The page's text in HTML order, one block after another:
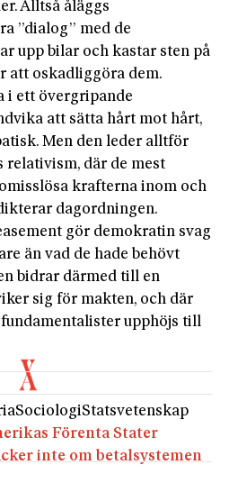
Alltså åläggs
”dialog” med de
upp bilar och kastar sten på
att oskadliggöra dem.
i ett övergripande
att sätta hårt mot hårt,
Men den leder alltför
där de mest
krafterna inom och
dagordningen.
gör demokratin svag
än vad de hade behövt
bidrar därmed till en
sig för makten, och där
upphöjs till
SociologiStatsvetenskap
Förenta Stater
inte om betalsystemen